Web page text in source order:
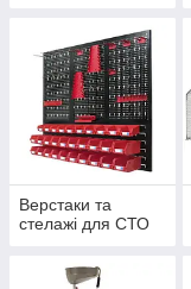
Верстаки та
стелажі для СТО